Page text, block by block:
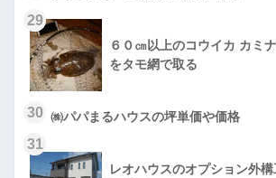
29
６０㎝以上のコウイカ カミ
をタモ網で取る
30 ㈱パパまるハウスの坪単価や価格
31
レオハウスのオプション外